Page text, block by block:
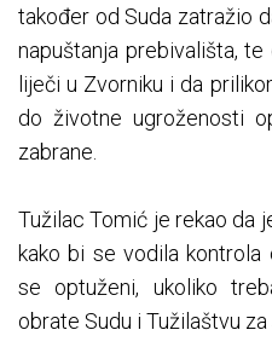
također od Suda zatražio
napuštanja prebivališta,
liječi u Zvorniku i da
do životne ugroženosti
zabrane.
Tužilac Tomić je rekao da
kako bi se vodila
se optuženi, ukoliko
obrate Sudu i Tužilaštvu